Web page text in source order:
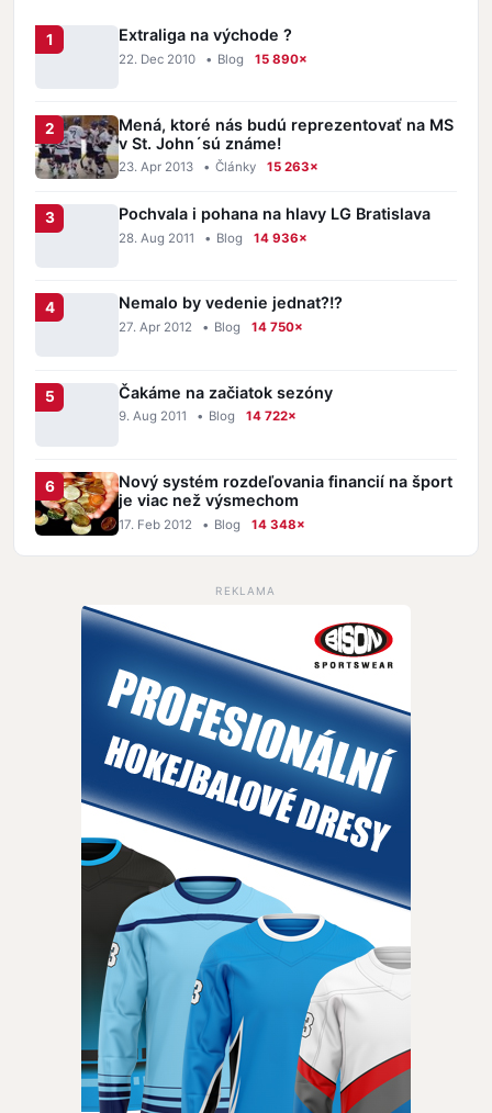
Extraliga na východe ?
22. Dec 2010 • Blog 15 890×
Mená, ktoré nás budú reprezentovať na MS
v St. John´sú známe!
23. Apr 2013 • Články 15 263×
Pochvala i pohana na hlavy LG Bratislava
28. Aug 2011 • Blog 14 936×
Nemalo by vedenie jednat?!?
27. Apr 2012 • Blog 14 750×
Čakáme na začiatok sezóny
9. Aug 2011 • Blog 14 722×
Nový systém rozdeľovania financií na šport
je viac než výsmechom
17. Feb 2012 • Blog 14 348×
REKLAMA